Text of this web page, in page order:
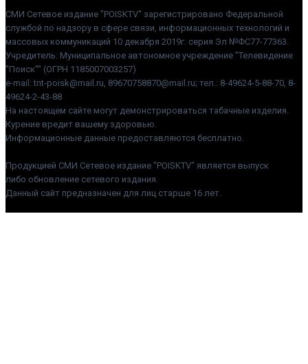
СМИ Сетевое издание "POISKTV" зарегистрировано Федеральной
службой по надзору в сфере связи, информационных технологий и
массовых коммуникаций 10 декабря 2019г. серия Эл №ФС77-77363.
Учредитель: Муниципальное автономное учреждение "Телевидение
"Поиск"" (ОГРН 1185007003257)
e-mail: tnt-poisk@mail.ru, 89670758870@mail.ru; тел.: 8-49624-5-88-70, 8-
49624-2-43-88
На настоящем сайте могут демонстрироваться табачные изделия.
Курение вредит вашему здоровью.
Информационные данные предоставляются бесплатно.
Продукцией СМИ Сетевое издание "POISKTV" является выпуск
либо обновление сетевого издания.
Данный сайт предназначен для лиц старше 16 лет.